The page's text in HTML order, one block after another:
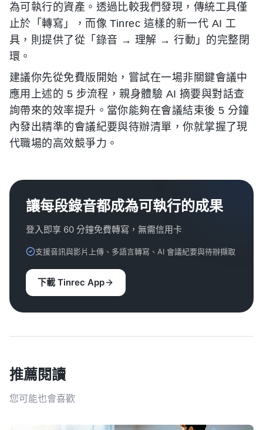
為可執行的資產。透過比較我們發現，傳統工具僅
止於「轉寫」，而像 Tinrec 這樣的新一代 AI 工
具，則提供了從「錄音 → 理解 → 行動」的完整閉
環。
建議你先從免費版開始，嘗試在一場非關鍵會議中
應用上述的 5 步流程，親身體驗 AI 摘要與對話查
詢帶來的效率提升。當你能夠在會議結束後 5 分鐘
內發出精準的會議紀要與待辦清單，你就掌握了現
代職場的高效競爭力。
讓每段錄音都成為可執行的成果
登入即享 60 分鐘免費轉寫，無需信用卡
支援音訊與影片上傳、多語言轉寫、AI 會議紀要與待辦擷取
下載 Tinrec App
推薦閱讀
您可能也會喜歡